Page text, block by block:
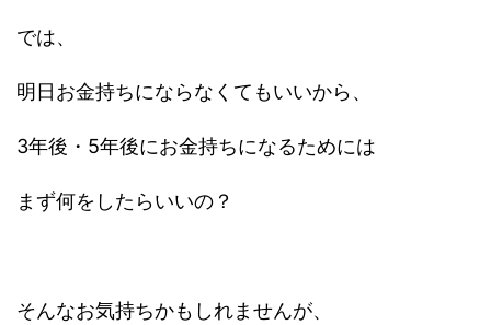
では、
明日お金持ちにならなくてもいいから、
3年後・5年後にお金持ちになるためには
まず何をしたらいいの？
そんなお気持ちかもしれませんが、